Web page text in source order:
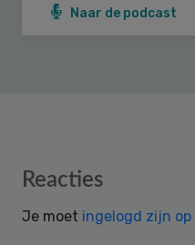
Naar de podcast
Reader
Reacties
Je moet ingelogd zijn op